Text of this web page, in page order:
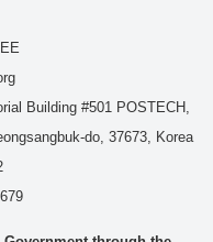
Building #501 POSTECH,
do, 37673, Korea